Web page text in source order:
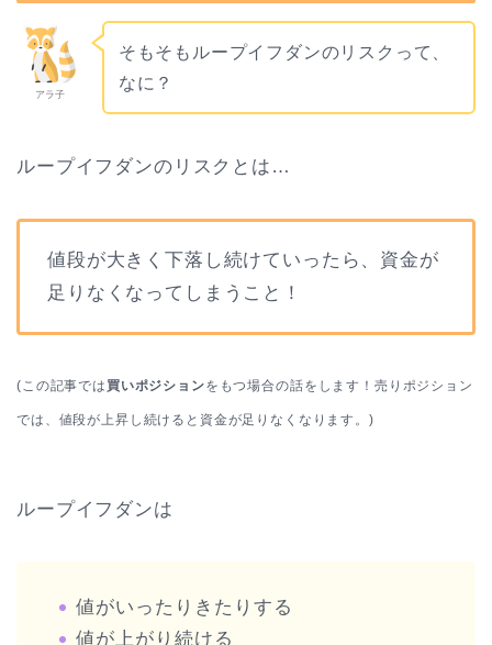
アラ子
そもそもループイフダンのリスクって、
なに？
ループイフダンのリスクとは…
値段が大きく下落し続けていったら、資金が
足りなくなってしまうこと！
(この記事では 買いポジションをもつ場合の話をします！売りポジション
では、値段が上昇し続けると資金が足りなくなります。)
ループイフダンは
値がいったりきたりする
値が上がり続ける